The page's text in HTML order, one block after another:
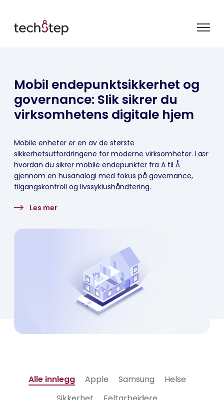
Mobil endepunktsikkerhet og
governance: Slik sikrer du
virksomhetens digitale hjem
Mobile enheter er en av de største
sikkerhetsutfordringene for moderne virksomheter. Lær
hvordan du sikrer mobile endepunkter fra A til Å
gjennom en husanalogi med fokus på governance,
tilgangskontroll og livssyklushåndtering.
Les mer
Alle innlegg Apple Samsung
Helse